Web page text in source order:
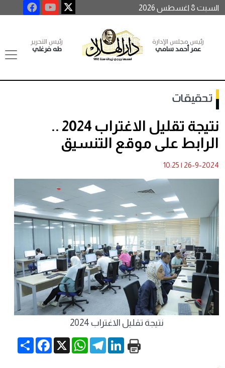
السبت 8 اغسطس 2026
رئيس مجلس الإدارة
عمر أحمد سامي
رئيس التحرير
طه فرغلي
تحقيقات
نتيجة تقليل الاغتراب 2024 ..
الرابط على موقع التنسيق
26-9-2024
|
10:25
نتيجة تقليل الاغتراب 2024
Share
Facebook X
WhatsApp
TelegramLinkedIn